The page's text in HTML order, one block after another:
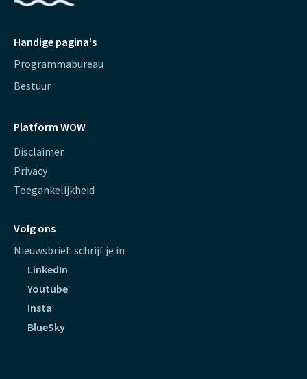
Handige pagina's
Programmabureau
Bestuur
Platform WOW
Disclaimer
Privacy
Toegankelijkheid
Volg ons
Nieuwsbrief: schrijf je in
LinkedIn
Youtube
Insta
BlueSky